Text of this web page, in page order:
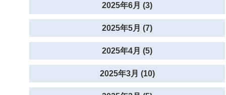
2025年6月 (3)
2025年5月 (7)
2025年4月 (5)
2025年3月 (10)